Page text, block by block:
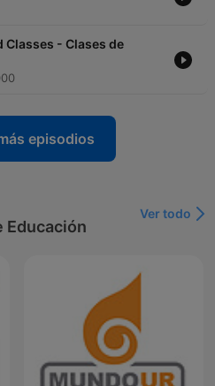
Classes - Clases de
episodios
Educación
Ver todo